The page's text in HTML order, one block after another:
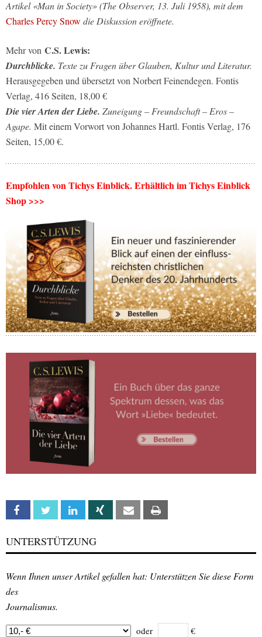
Artikel «Man in Society» (The Observer, 13. Juli 1958), mit dem
Charles Percy Snow die Diskussion eröffnete.
Mehr von C.S. Lewis:
Durchblicke. Texte zu Fragen über Glauben, Kultur und Literatur.
Herausgegeben und übersetzt von Norbert Feinendegen. Fontis
Verlag, 416 Seiten, 18,00 €
Die vier Arten der Liebe. Zuneigung – Freundschaft – Eros –
Agape. Mit einem Vorwort von Johannes Hartl. Fontis Verlag, 176
Seiten, 15,00 €.
Empfohlen von Tichys Einblick. Erhältlich im Tichys Einblick
Shop >>>
Facebook Twitter Linkedin Xing Email
UNTERSTÜTZUNG
Wenn Ihnen unser Artikel gefallen hat: Unterstützen Sie diese Form
des
Journalismus.
oder €